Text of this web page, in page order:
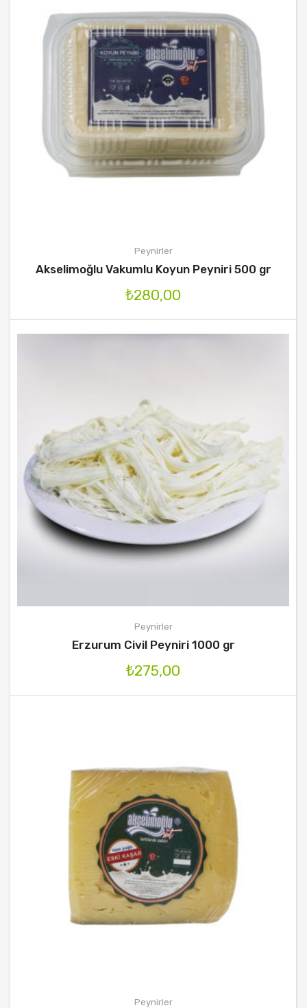
Peynirler
Akselimoğlu Vakumlu Koyun Peyniri 500 gr
₺280,00
Peynirler
Erzurum Civil Peyniri 1000 gr
₺275,00
Peynirler